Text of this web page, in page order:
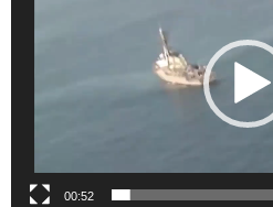
00:52